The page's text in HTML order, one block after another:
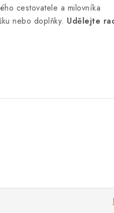
cestovatele a milovníka
nebo doplňky. Udělejte